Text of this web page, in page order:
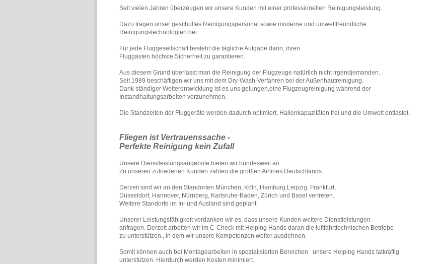
Seit vielen Jahren überzeugen wir unsere Kunden mit einer professionellen Reinigungsleistung.
Dazu tragen unser geschultes Reinigungspersonal sowie moderne und umweltfreundliche
Reinigungstechnologien bei.
Für jede Fluggesellschaft besteht die tägliche Aufgabe darin, ihren
Fluggästen höchste Sicherheit zu garantieren.
Aus diesem Grund überlässt man die Reinigung der Flugzeuge natürlich nicht irgendjemanden.
Seit 1989 beschäftigen wir uns mit dem Dry-Wash-Verfahren bei der Außenhautreinigung.
Dank ständiger Weiterentwicklung ist es uns gelungen,eine Flugzeugreinigung während der
Instandhaltungsarbeiten vorzunehmen.
Die Standzeiten der Fluggeräte werden dadurch optimiert, Hallenkapazitäten frei und die Umwelt entlastet.
Fliegen ist Vertrauenssache -
Perfekte Reinigung kein Zufall
Unsere Dienstleistungsangebote bieten wir bundesweit an.
Zu unseren zufriedenen Kunden zählen die größten Airlines Deutschlands.
Derzeit sind wir an den Standorten München, Köln, Hamburg,Leipzig, Frankfurt,
Düsseldorf, Hannover, Nürnberg, Karlsruhe-Baden, Zürich und Basel vertreten.
Weitere Standorte im In- und Ausland sind geplant.
Unserer Leistungsfähigkeit verdanken wir es, dass unsere Kunden weitere Dienstleistungen
anfragen. Derzeit arbeiten wir im C-Check mit Helping Hands daran die luftfahrttechnischen Betriebe
zu unterstützen., in dem wir unsere Kompetenzen weiter ausdehnen.
Somit können auch bei Montagearbeiten in spezialisierten Bereichen unsere Helping Hands tatkräftig
unterstützen. Hierdurch werden Kosten minimiert.